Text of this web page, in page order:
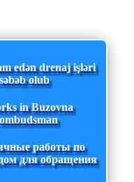
edən drenaj işləri
olub
in Buzovna
работы по
для обращения